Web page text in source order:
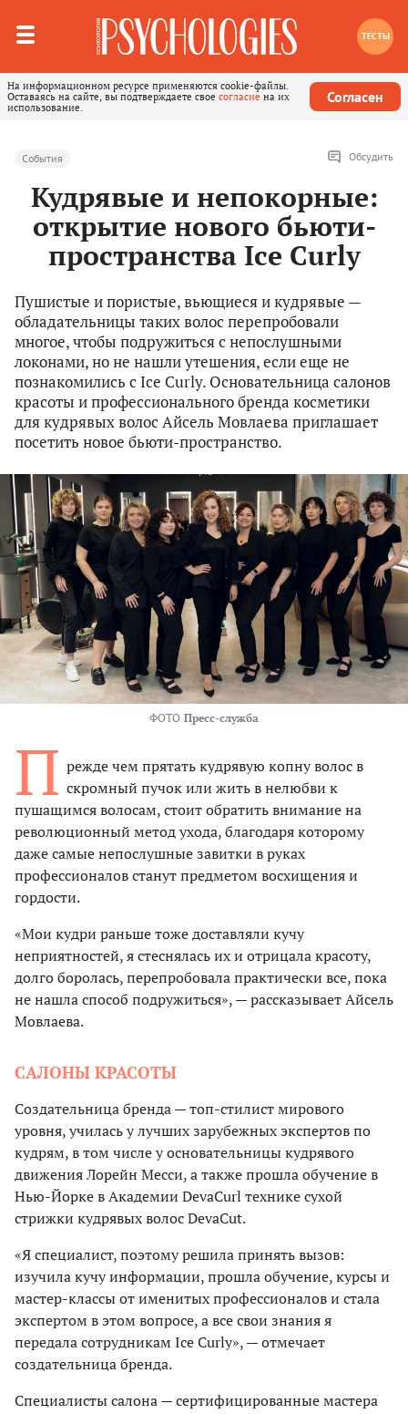
ТЕСТЫ
На информационном ресурсе применяются cookie-файлы.
Оставаясь на сайте, вы подтверждаете свое согласие на их
использование.
Согласен
События Обсудить
Кудрявые и непокорные:
открытие нового бьюти-
пространства Ice Curly
Пушистые и пористые, вьющиеся и кудрявые —
обладательницы таких волос перепробовали
многое, чтобы подружиться с непослушными
локонами, но не нашли утешения, если еще не
познакомились с Ice Curly. Основательница салонов
красоты и профессионального бренда косметики
для кудрявых волос Айсель Мовлаева приглашает
посетить новое бьюти-пространство.
ФОТО Пресс-служба
П режде чем прятать кудрявую копну волос в
скромный пучок или жить в нелюбви к
пушащимся волосам, стоит обратить внимание на
революционный метод ухода, благодаря которому
даже самые непослушные завитки в руках
профессионалов станут предметом восхищения и
гордости.
«Мои кудри раньше тоже доставляли кучу
неприятностей, я стеснялась их и отрицала красоту,
долго боролась, перепробовала практически все, пока
не нашла способ подружиться», — рассказывает Айсель
Мовлаева.
САЛОНЫ КРАСОТЫ
Создательница бренда — топ-стилист мирового
уровня, училась у лучших зарубежных экспертов по
кудрям, в том числе у основательницы кудрявого
движения Лорейн Месси, а также прошла обучение в
Нью-Йорке в Академии DevaCurl технике сухой
стрижки кудрявых волос DevaCut.
«Я специалист, поэтому решила принять вызов:
изучила кучу информации, прошла обучение, курсы и
мастер-классы от именитых профессионалов и стала
экспертом в этом вопросе, а все свои знания я
передала сотрудникам Ice Curly», — отмечает
создательница бренда.
Специалисты салона — сертифицированные мастера